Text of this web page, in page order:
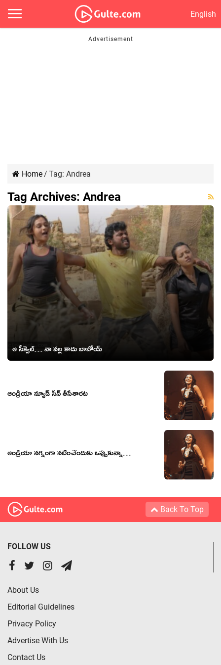
English
Home/ Tag: Andrea
Tag Archives: Andrea
ఆ సీక్వెల్… నా వల్ల కాదు బాబోయ్
ఆండ్రియా న్యూడ్ సీన్ తీసేశార‌ట‌
ఆండ్రియా నగ్నంగా నటించేందుకు ఒప్పుకున్నా…
Back To Top
FOLLOW US
About Us
Editorial Guidelines
Privacy Policy
Advertise With Us
Contact Us